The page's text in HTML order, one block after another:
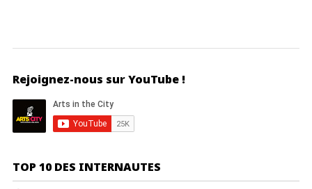
Rejoignez-nous sur YouTube !
TOP 10 DES INTERNAUTES